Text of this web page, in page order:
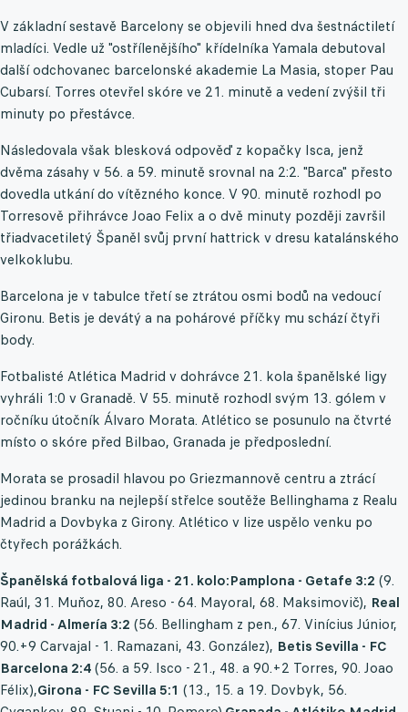
V základní sestavě Barcelony se objevili hned dva šestnáctiletí
mladíci. Vedle už "ostřílenějšího" křídelníka Yamala debutoval
další odchovanec barcelonské akademie La Masia, stoper Pau
Cubarsí. Torres otevřel skóre ve 21. minutě a vedení zvýšil tři
minuty po přestávce.
Následovala však blesková odpověď z kopačky Isca, jenž
dvěma zásahy v 56. a 59. minutě srovnal na 2:2. "Barca" přesto
dovedla utkání do vítězného konce. V 90. minutě rozhodl po
Torresově přihrávce Joao Felix a o dvě minuty později završil
třiadvacetiletý Španěl svůj první hattrick v dresu katalánského
velkoklubu.
Barcelona je v tabulce třetí se ztrátou osmi bodů na vedoucí
Gironu. Betis je devátý a na pohárové příčky mu schází čtyři
body.
Fotbalisté Atlética Madrid v dohrávce 21. kola španělské ligy
vyhráli 1:0 v Granadě. V 55. minutě rozhodl svým 13. gólem v
ročníku útočník Álvaro Morata. Atlético se posunulo na čtvrté
místo o skóre před Bilbao, Granada je předposlední.
Morata se prosadil hlavou po Griezmannově centru a ztrácí
jedinou branku na nejlepší střelce soutěže Bellinghama z Realu
Madrid a Dovbyka z Girony. Atlético v lize uspělo venku po
čtyřech porážkách.
Španělská fotbalová liga - 21. kolo:Pamplona - Getafe 3:2 (9.
Raúl, 31. Muňoz, 80. Areso - 64. Mayoral, 68. Maksimovič), Real
Madrid - Almería 3:2 (56. Bellingham z pen., 67. Vinícius Júnior,
90.+9 Carvajal - 1. Ramazani, 43. González), Betis Sevilla - FC
Barcelona 2:4 (56. a 59. Isco - 21., 48. a 90.+2 Torres, 90. Joao
Félix),Girona - FC Sevilla 5:1 (13., 15. a 19. Dovbyk, 56.